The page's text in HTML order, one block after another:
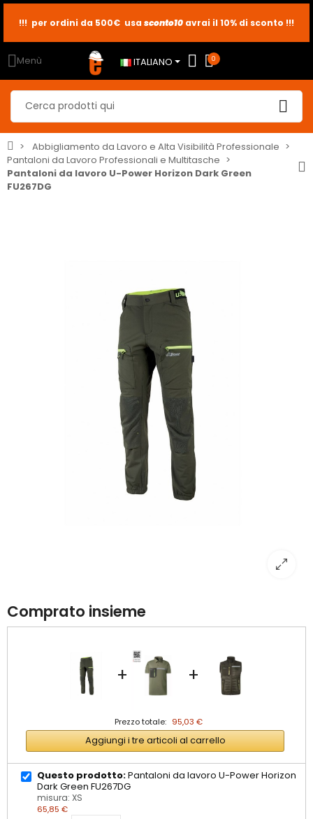
sconto2
sconto5
!!! per ordini da 500€ usa sconto10 avrai il 10% di sconto !!!
Menù ITALIANO 0
Abbigliamento da Lavoro e Alta Visibilità Professionale
Pantaloni da Lavoro Professionali e Multitasche
Pantaloni da lavoro U-Power Horizon Dark Green
FU267DG
Comprato insieme
+ +
Prezzo totale: 95,03 €
Aggiungi i tre articoli al carrello
Questo prodotto:Pantaloni da lavoro U-Power Horizon
Dark Green FU267DG
misura: XS
65,85 €